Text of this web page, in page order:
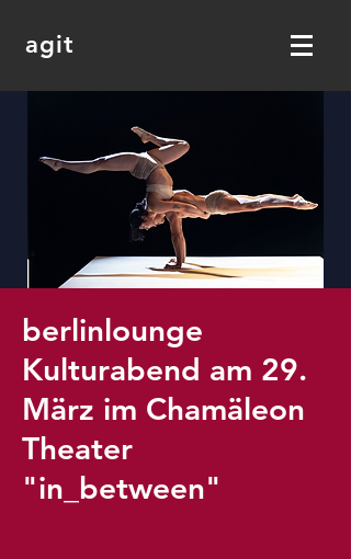
agit
berlinlounge
Kulturabend am 29.
März im Chamäleon
Theater
"in_between"